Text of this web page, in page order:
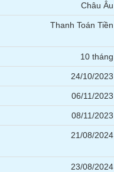
Châu Âu
Thanh Toán Tiền
10 tháng
24/10/2023
06/11/2023
08/11/2023
21/08/2024
23/08/2024